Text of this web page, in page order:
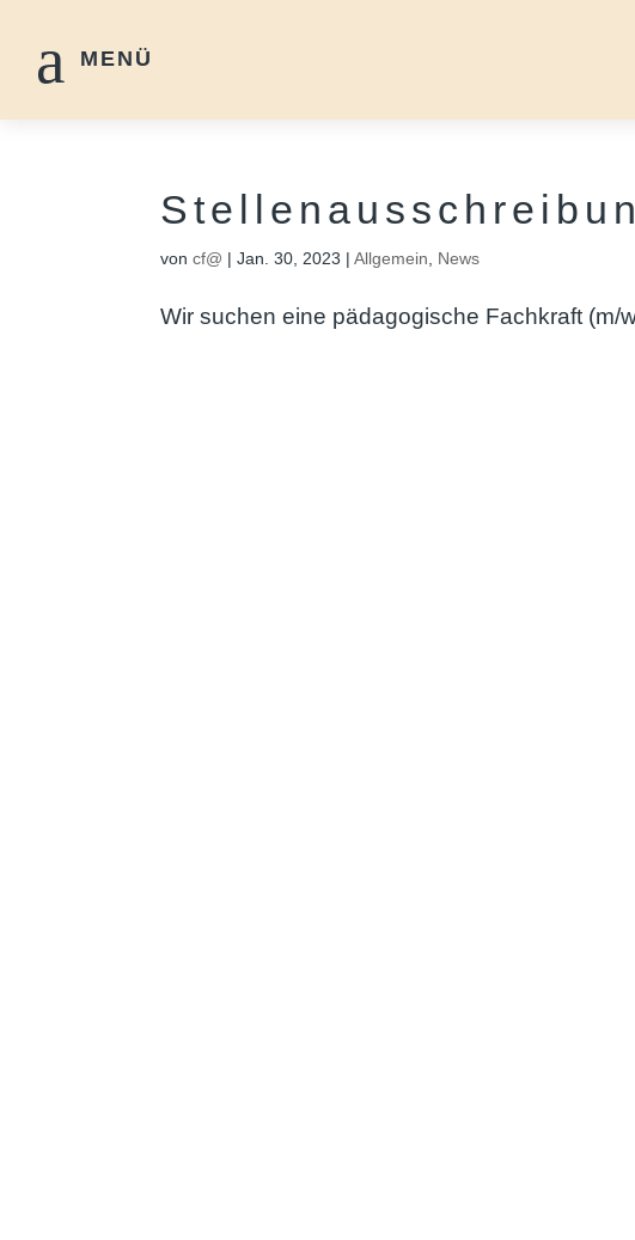
a MENÜ
voncf@ |Jan. 30, 2023 |Allgemein News
Wir suchen eine pädagogische Fachkraft (m/